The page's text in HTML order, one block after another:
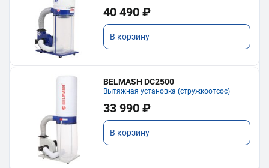
40 490 ₽
В корзину
BELMASH DC2500
Вытяжная установка (стружкоотсос)
33 990 ₽
В корзину